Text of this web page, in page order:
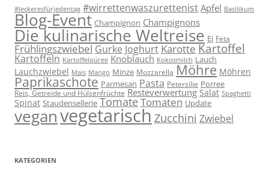
#leckeresfürjedentag #wirrettenwaszurettenist Apfel Basilikum
Blog-Event Champignon Champignons
Die kulinarische Weltreise Ei Feta
Frühlingszwiebel Gurke Joghurt Karotte Kartoffel
Kartoffeln Kartoffelpüree Knoblauch Kokosmilch Lauch
Lauchzwiebel Mais Mango Minze Mozzarella Möhre Möhren
Paprikaschote Parmesan Pasta Petersilie Porree
Reis, Getreide und Hülsenfrüchte Resteverwertung Salat Spaghetti
Spinat Staudensellerie TomateTomaten Update
veganvegetarischZucchini Zwiebel
KATEGORIEN